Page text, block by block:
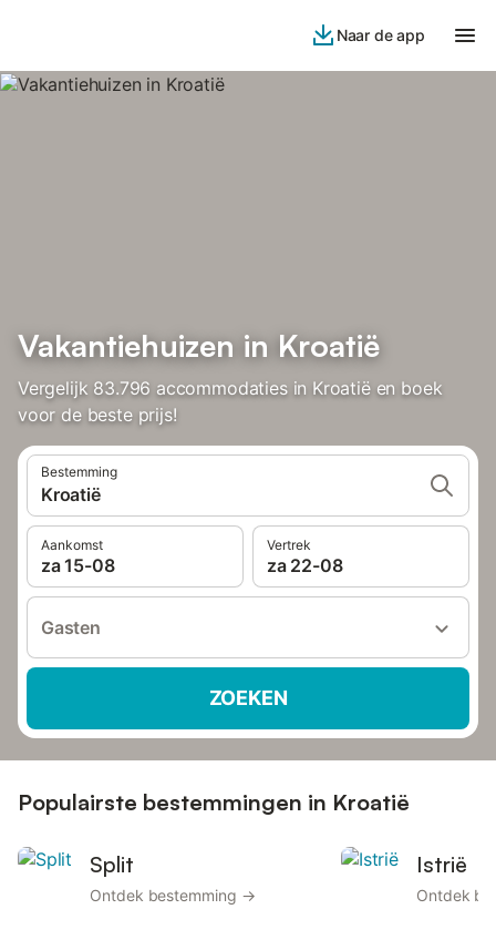
Naar de app
Vakantiehuizen in Kroatië
Vergelijk 83.796 accommodaties in Kroatië en boek
voor de beste prijs!
Bestemming
Kroatië
Aankomst
za 15-08
Vertrek
za 22-08
Gasten
ZOEKEN
Populairste bestemmingen in Kroatië
Split
Ontdek bestemming →
Istrië
Ontdek